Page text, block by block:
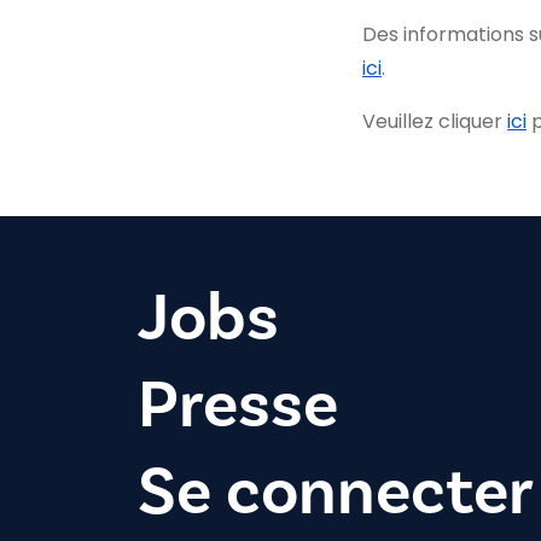
Des informations
ici.
Veuillez cliquerici
Jobs
Presse
Se connecter